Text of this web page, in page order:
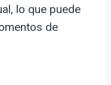
lo que puede
de